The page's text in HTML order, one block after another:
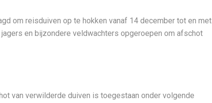
om reisduiven op te hokken vanaf 14 december tot en met
en bijzondere veldwachters opgeroepen om afschot
van verwilderde duiven is toegestaan onder volgende